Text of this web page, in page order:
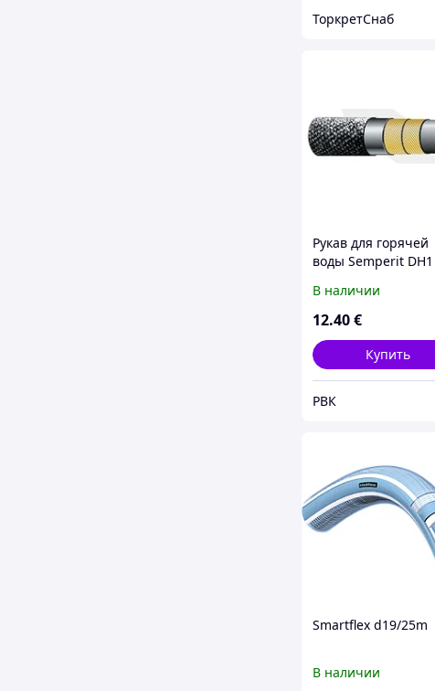
ТоркретСнаб
Рукав для горячей
воды Semperit DH1
В наличии
12.40€
Купить
РВК
Smartflex d19/25m
В наличии